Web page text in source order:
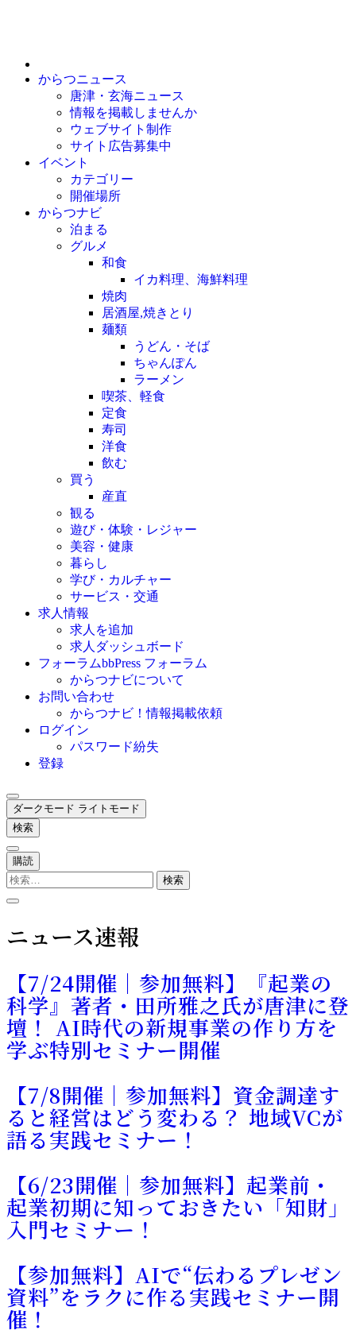
からつニュース
唐津・玄海ニュース
情報を掲載しませんか
ウェブサイト制作
サイト広告募集中
イベント
カテゴリー
開催場所
からつナビ
泊まる
グルメ
和食
イカ料理、海鮮料理
焼肉
居酒屋,焼きとり
麺類
うどん・そば
ちゃんぽん
ラーメン
喫茶、軽食
定食
寿司
洋食
飲む
買う
産直
観る
遊び・体験・レジャー
美容・健康
暮らし
学び・カルチャー
サービス・交通
求人情報
求人を追加
求人ダッシュボード
フォーラムbbPress フォーラム
からつナビについて
お問い合わせ
からつナビ！情報掲載依頼
ログイン
パスワード紛失
登録
ダークモード ライトモード
検索
購読
検
ニュース速報
【7/24開催｜参加無料】『起業の
科学』著者・田所雅之氏が唐津に登
壇！ AI時代の新規事業の作り方を
学ぶ特別セミナー開催
【7/8開催｜参加無料】資金調達す
ると経営はどう変わる？ 地域VCが
語る実践セミナー！
【6/23開催｜参加無料】起業前・
起業初期に知っておきたい「知財」
入門セミナー！
【参加無料】AIで“伝わるプレゼン
資料”をラクに作る実践セミナー開
催！